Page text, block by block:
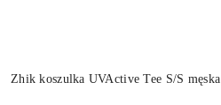
Zhik koszulka UVActive Tee S/S męska